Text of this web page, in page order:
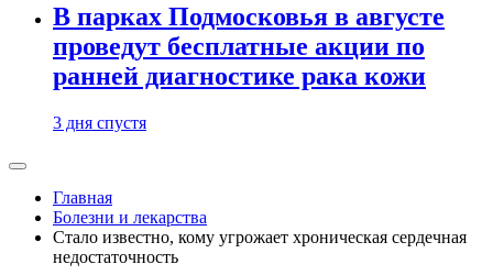
В парках Подмосковья в августе
проведут бесплатные акции по
ранней диагностике рака кожи
3 дня спустя
Главная
Болезни и лекарства
Стало известно, кому угрожает хроническая сердечная
недостаточность